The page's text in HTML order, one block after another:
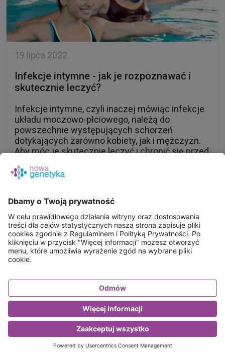
19 lipca 2022
Infekcje intymne - jak je rozpoznawać i
skutecznie leczyć?
Infekcje intymne, czyli inaczej mówiąc infekcje
układu moczowo-płciowego, należą do
powszechnie występujących schorzeń
dotykających zarówno kobiety, jak i mężczyzn.
Aby móc je skutecznie leczyć i chronić się przed
jak wyglądają najważniejsze objawy infekcji
intymnych, jakie są ich przyczyny i skutki oraz
takich zakażeń.
Czytaj dalej
13 lipca 2022